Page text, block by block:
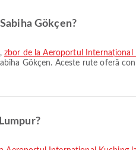
Gökçen?
, zbor de la Aeroportul Internațional
Gökçen. Aceste rute oferă